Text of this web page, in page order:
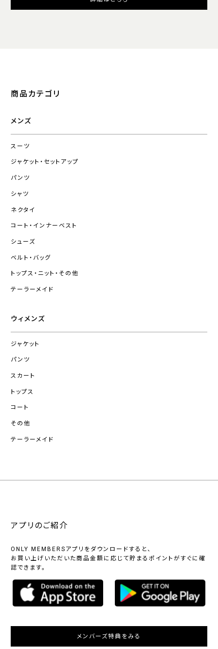
商品カテゴリ
メンズ
スーツ
ジャケット・セットアップ
パンツ
シャツ
ネクタイ
コート・インナーベスト
シューズ
ベルト・バッグ
トップス・ニット・その他
テーラーメイド
ウィメンズ
ジャケット
パンツ
スカート
トップス
コート
その他
テーラーメイド
アプリのご紹介
ONLY MEMBERSアプリをダウンロードすると、
お買い上げいただいた商品金額に応じて貯まるポイントがすぐに確
認できます。
メンバーズ特典をみる